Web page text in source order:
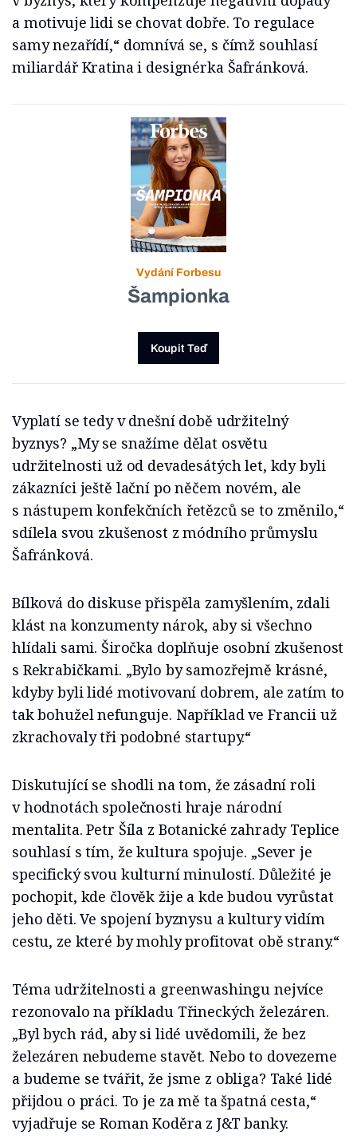
a motivuje lidi se chovat dobře. To regulace
samy nezařídí,“ domnívá se, s čímž souhlasí
miliardář Kratina i designérka Šafránková.
Vydání Forbesu
Šampionka
Koupit Teď
Vyplatí se tedy v dnešní době udržitelný
byznys? „My se snažíme dělat osvětu
udržitelnosti už od devadesátých let, kdy byli
zákazníci ještě lační po něčem novém, ale
s nástupem konfekčních řetězců se to změnilo,“
sdílela svou zkušenost z módního průmyslu
Šafránková.
Bílková do diskuse přispěla zamyšlením, zdali
klást na konzumenty nárok, aby si všechno
hlídali sami. Širočka doplňuje osobní zkušenost
s Rekrabičkami. „Bylo by samozřejmě krásné,
kdyby byli lidé motivovaní dobrem, ale zatím to
tak bohužel nefunguje. Například ve Francii už
zkrachovaly tři podobné startupy.“
Diskutující se shodli na tom, že zásadní roli
v hodnotách společnosti hraje národní
mentalita. Petr Šíla z Botanické zahrady Teplice
souhlasí s tím, že kultura spojuje. „Sever je
specifický svou kulturní minulostí. Důležité je
pochopit, kde člověk žije a kde budou vyrůstat
jeho děti. Ve spojení byznysu a kultury vidím
cestu, ze které by mohly profitovat obě strany.“
Téma udržitelnosti a greenwashingu nejvíce
rezonovalo na příkladu Třineckých železáren.
„Byl bych rád, aby si lidé uvědomili, že bez
železáren nebudeme stavět. Nebo to dovezeme
a budeme se tvářit, že jsme z obliga? Také lidé
přijdou o práci. To je za mě ta špatná cesta,“
vyjadřuje se Roman Koděra z J&T banky.